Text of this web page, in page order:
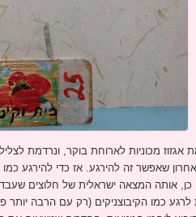
מכוניות לארוחת בוקר, ונרדמת
שאפשר זה להירגע. אז כדי להירגע
כן, אותה המצאה ישראלית של חלוצים
לרגע כמו הקיבוצניקים (רק עם הרבה